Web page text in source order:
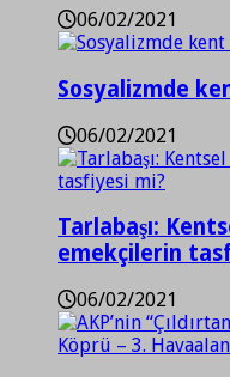
06/02/2021
Sosyalizmde
06/02/2021
Tarlabaşı:
emekçilerin
06/02/2021